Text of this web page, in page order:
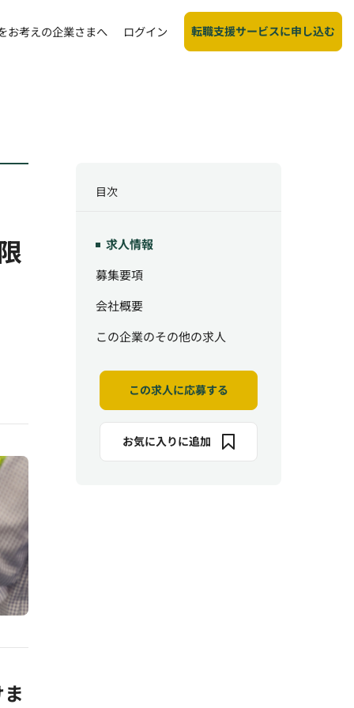
お考えの企業さまへ ログイン 転職支援サービスに申し込む
目次
求人情報
募集要項
会社概要
この企業のその他の求人
この求人に応募する
お気に入りに追加